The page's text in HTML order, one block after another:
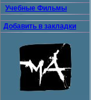
Учебные Фильмы
Добавить в закладки